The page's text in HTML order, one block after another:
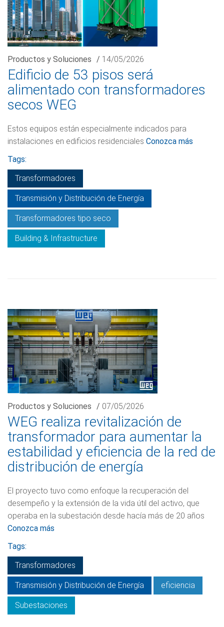
Productos y Soluciones / 14/05/2026
Edificio de 53 pisos será
alimentado con transformadores
secos WEG
Estos equipos están especialmente indicados para
instalaciones en edificios residenciales Conozca más
Tags:
Transformadores
Transmisión y Distribución de Energía
Transformadores tipo seco
Building & Infrastructure
Productos y Soluciones / 07/05/2026
WEG realiza revitalización de
transformador para aumentar la
estabilidad y eficiencia de la red de
distribución de energía
El proyecto tuvo como enfoque la recuperación del
desempeño y la extensión de la vida útil del activo, que
operaba en la subestación desde hacía más de 20 años
Conozca más
Tags:
Transformadores
Transmisión y Distribución de Energía eficiencia
Subestaciones